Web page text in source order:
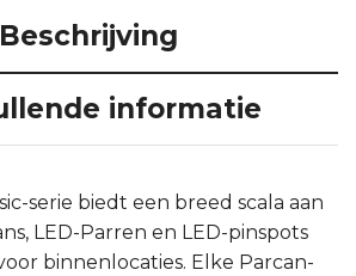
Beschrijving
informatie
serie biedt een breed scala aan
LED-Parren en LED-pinspots
binnenlocaties. Elke Parcan-